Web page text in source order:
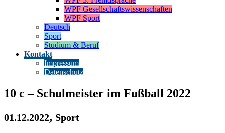
WPF Gesellschaftswissenschaften
WPF Sport
Deutsch
Sport
Studium & Beruf
Kontakt
Impressum
Datenschutz
10 c – Schulmeister im Fußball 2022
01.12.2022, Sport